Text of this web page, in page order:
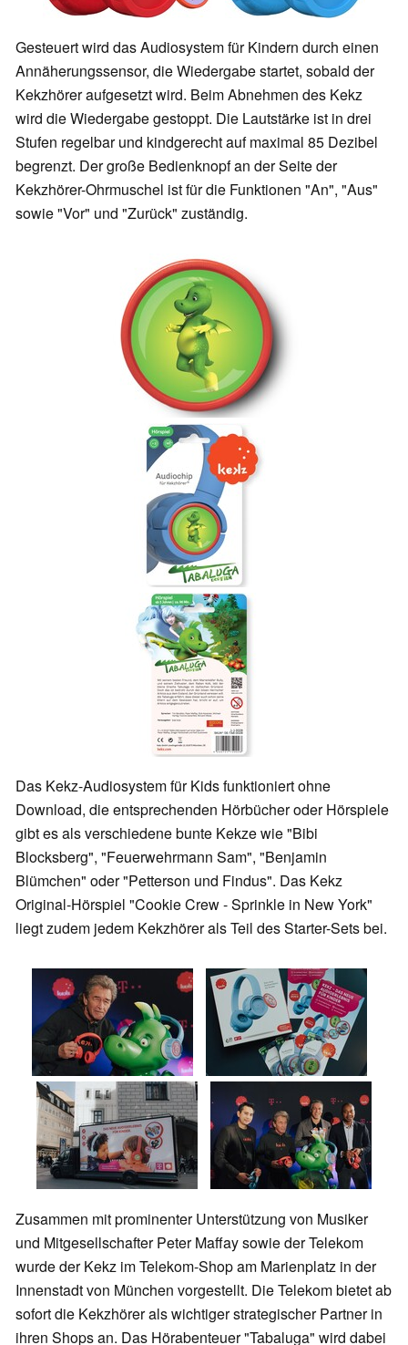
Gesteuert wird das Audiosystem für Kindern durch einen
Annäherungssensor, die Wiedergabe startet, sobald der
Kekzhörer aufgesetzt wird. Beim Abnehmen des Kekz
wird die Wiedergabe gestoppt. Die Lautstärke ist in drei
Stufen regelbar und kindgerecht auf maximal 85 Dezibel
begrenzt. Der große Bedienknopf an der Seite der
Kekzhörer-Ohrmuschel ist für die Funktionen "An", "Aus"
sowie "Vor" und "Zurück" zuständig.
Das Kekz-Audiosystem für Kids funktioniert ohne
Download, die entsprechenden Hörbücher oder Hörspiele
gibt es als verschiedene bunte Kekze wie "Bibi
Blocksberg", "Feuerwehrmann Sam", "Benjamin
Blümchen" oder "Petterson und Findus". Das Kekz
Original-Hörspiel "Cookie Crew - Sprinkle in New York"
liegt zudem jedem Kekzhörer als Teil des Starter-Sets bei.
Zusammen mit prominenter Unterstützung von Musiker
und Mitgesellschafter Peter Maffay sowie der Telekom
wurde der Kekz im Telekom-Shop am Marienplatz in der
Innenstadt von München vorgestellt. Die Telekom bietet ab
sofort die Kekzhörer als wichtiger strategischer Partner in
ihren Shops an. Das Hörabenteuer "Tabaluga" wird dabei